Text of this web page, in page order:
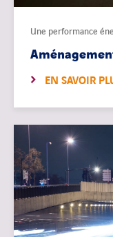
Une performance
EN SAVOIR